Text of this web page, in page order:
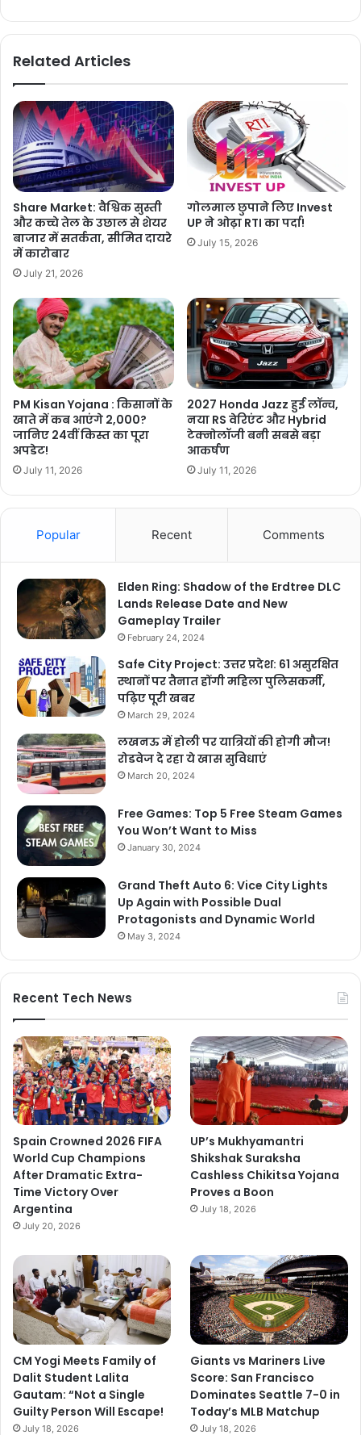
Related Articles
Share Market: वैश्विक सुस्ती
और कच्चे तेल के उछाल से शेयर
बाजार में सतर्कता, सीमित दायरे
में कारोबार
July 21, 2026
गोलमाल छुपाने लिए Invest
UP ने ओढ़ा RTI का पर्दा!
July 15, 2026
PM Kisan Yojana : किसानों के
खाते में कब आएंगे 2,000?
जानिए 24वीं किस्त का पूरा
अपडेट!
July 11, 2026
2027 Honda Jazz हुई लॉन्च,
नया RS वेरिएंट और Hybrid
टेक्नोलॉजी बनी सबसे बड़ा
आकर्षण
July 11, 2026
Popular Recent Comments
Elden Ring: Shadow of the Erdtree DLC
Lands Release Date and New
Gameplay Trailer
February 24, 2024
Safe City Project: उत्तर प्रदेश: 61 असुरक्षित
स्थानों पर तैनात होंगी महिला पुलिसकर्मी,
पढ़िए पूरी खबर
March 29, 2024
लखनऊ में होली पर यात्रियों की होगी मौज!
रोडवेज दे रहा ये खास सुविधाएं
March 20, 2024
Free Games: Top 5 Free Steam Games
You Won’t Want to Miss
January 30, 2024
Grand Theft Auto 6: Vice City Lights
Up Again with Possible Dual
Protagonists and Dynamic World
May 3, 2024
Recent Tech News
Spain Crowned 2026 FIFA
World Cup Champions
After Dramatic Extra-
Time Victory Over
Argentina
July 20, 2026
UP’s Mukhyamantri
Shikshak Suraksha
Cashless Chikitsa Yojana
Proves a Boon
July 18, 2026
CM Yogi Meets Family of
Dalit Student Lalita
Gautam: “Not a Single
Guilty Person Will Escape!
July 18, 2026
Giants vs Mariners Live
Score: San Francisco
Dominates Seattle 7-0 in
Today’s MLB Matchup
July 18, 2026